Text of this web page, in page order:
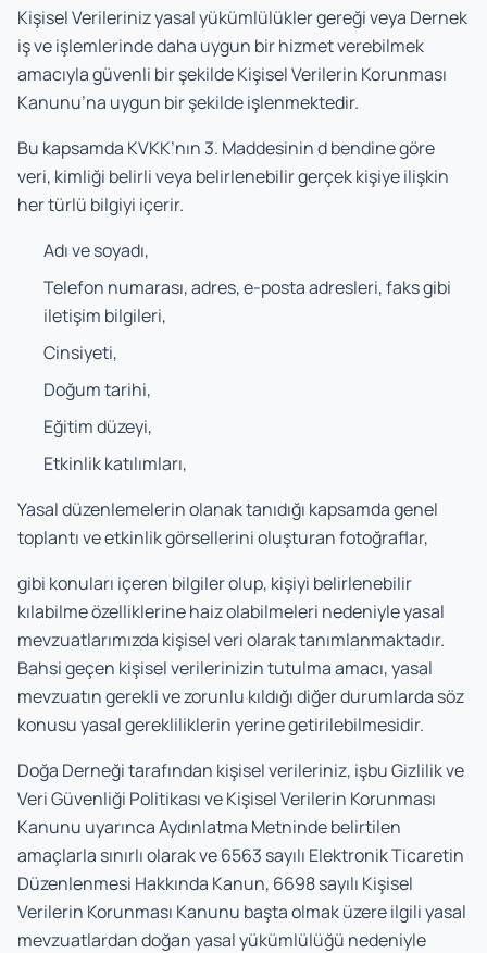
Kişisel Verileriniz yasal yükümlülükler gereği veya Dernek
iş ve işlemlerinde daha uygun bir hizmet verebilmek
amacıyla güvenli bir şekilde Kişisel Verilerin Korunması
Kanunu’na uygun bir şekilde işlenmektedir.
Bu kapsamda KVKK’nın 3. Maddesinin d bendine göre
veri, kimliği belirli veya belirlenebilir gerçek kişiye ilişkin
her türlü bilgiyi içerir.
Adı ve soyadı,
Telefon numarası, adres, e-posta adresleri, faks gibi
iletişim bilgileri,
Cinsiyeti,
Doğum tarihi,
Eğitim düzeyi,
Etkinlik katılımları,
Yasal düzenlemelerin olanak tanıdığı kapsamda genel
toplantı ve etkinlik görsellerini oluşturan fotoğraflar,
gibi konuları içeren bilgiler olup, kişiyi belirlenebilir
kılabilme özelliklerine haiz olabilmeleri nedeniyle yasal
mevzuatlarımızda kişisel veri olarak tanımlanmaktadır.
Bahsi geçen kişisel verilerinizin tutulma amacı, yasal
mevzuatın gerekli ve zorunlu kıldığı diğer durumlarda söz
konusu yasal gerekliliklerin yerine getirilebilmesidir.
Doğa Derneği tarafından kişisel verileriniz, işbu Gizlilik ve
Veri Güvenliği Politikası ve Kişisel Verilerin Korunması
Kanunu uyarınca Aydınlatma Metninde belirtilen
amaçlarla sınırlı olarak ve 6563 sayılı Elektronik Ticaretin
Düzenlenmesi Hakkında Kanun, 6698 sayılı Kişisel
Verilerin Korunması Kanunu başta olmak üzere ilgili yasal
mevzuatlardan doğan yasal yükümlülüğü nedeniyle